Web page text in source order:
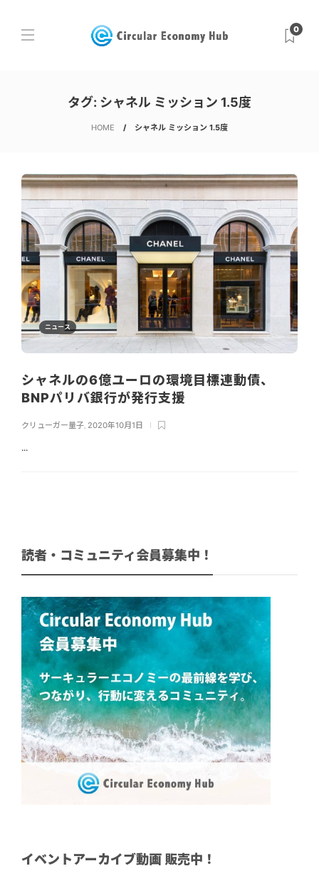
0
タグ: シャネル ミッション 1.5度
HOME シャネル ミッション 1.5度
ニュース
シャネルの6億ユーロの環境目標連動債、
BNPパリバ銀行が発行支援
クリューガー量子, 2020年10月1日
...
読者・コミュニティ会員募集中！
イベントアーカイブ動画 販売中！